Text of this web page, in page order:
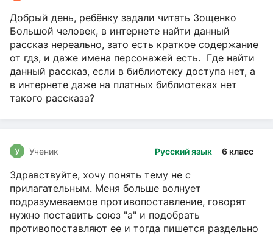
Добрый день, ребёнку задали читать Зощенко
Большой человек, в интернете найти данный
рассказ нереально, зато есть краткое содержание
от гдз, и даже имена персонажей есть. Где найти
данный рассказ, если в библиотеку доступа нет, а
в интернете даже на платных библиотеках нет
такого рассказа?
Русский язык 6 класс
У Ученик
Здравствуйте, хочу понять тему не с
прилагательным. Меня больше волнует
подразумеваемое противопоставление, говорят
нужно поставить союз "а" и подобрать
противопоставляют ее и тогда пишется раздельно